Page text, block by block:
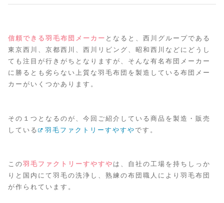
信頼できる羽毛布団メーカー となると、西川グループである
東京西川、京都西川、西川リビング、昭和西川などにどうし
ても注目が行きがちとなりますが、そんな有名布団メーカー
に勝るとも劣らない上質な羽毛布団を製造している布団メー
カーがいくつかあります。
その１つとなるのが、今回ご紹介している商品を製造・販売
している
羽毛ファクトリーすやすやです。
この羽毛ファクトリーすやすやは、自社の工場を持ちしっか
りと国内にて羽毛の洗浄し、熟練の布団職人により羽毛布団
が作られています。